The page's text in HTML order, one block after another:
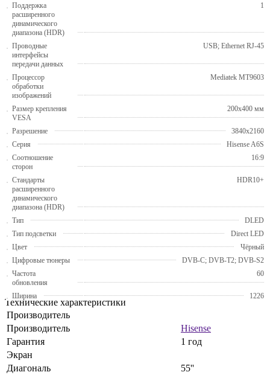
Поддержка
расширенного
динамического
диапазона (HDR)
1
Проводные
интерфейсы
передачи данных
USB; Ethernet RJ-45
Процессор
обработки
изображений
Mediatek MT9603
Размер крепления
VESA
200x400 мм
Разрешение
3840x2160
Серия
Hisense A6S
Соотношение
сторон
16:9
Стандарты
расширенного
динамического
диапазона (HDR)
HDR10+
Тип
DLED
Тип подсветки
Direct LED
Цвет
Чёрный
Цифровые тюнеры
DVB-C; DVB-T2; DVB-S2
Частота
обновления
60
Ширина 1226
Технические характеристики
Производитель
Производитель
Hisense
Гарантия
1 год
Экран
Диагональ
55''